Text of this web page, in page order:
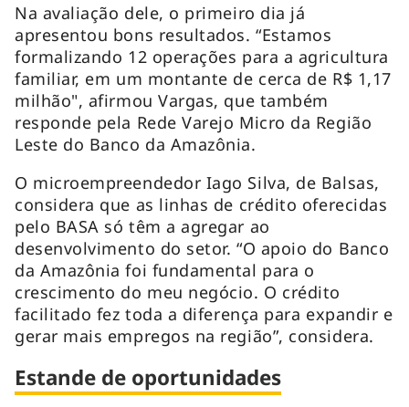
Na avaliação dele, o primeiro dia já
apresentou bons resultados. “Estamos
formalizando 12 operações para a agricultura
familiar, em um montante de cerca de R$ 1,17
milhão", afirmou Vargas, que também
responde pela Rede Varejo Micro da Região
Leste do Banco da Amazônia.
O microempreendedor Iago Silva, de Balsas,
considera que as linhas de crédito oferecidas
pelo BASA só têm a agregar ao
desenvolvimento do setor. “O apoio do Banco
da Amazônia foi fundamental para o
crescimento do meu negócio. O crédito
facilitado fez toda a diferença para expandir e
gerar mais empregos na região”, considera.
Estande de oportunidades